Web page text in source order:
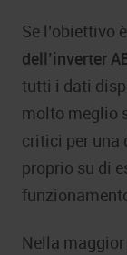
Se l’obiettivo
dell’inverter
tutti i dati
molto meglio
critici per una
proprio su di
Nella